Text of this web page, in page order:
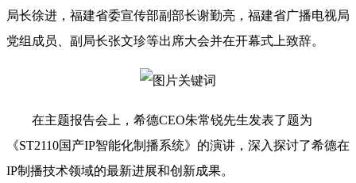
局长徐进，福建省委宣传部副部长谢勤亮，福建省广播电视局
党组成员、副局长张文珍等出席大会并在开幕式上致辞。
在主题报告会上，希德CEO朱常锐先生发表了题为
《ST2110国产IP智能化制播系统》的演讲，深入探讨了希德在
IP制播技术领域的最新进展和创新成果。